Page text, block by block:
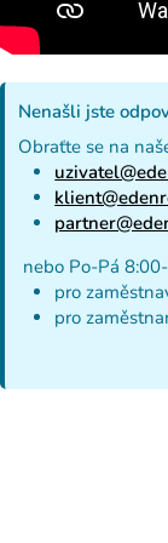
Nenašli jste
Obraťte se na
nebo Po-Pá
pro
pro